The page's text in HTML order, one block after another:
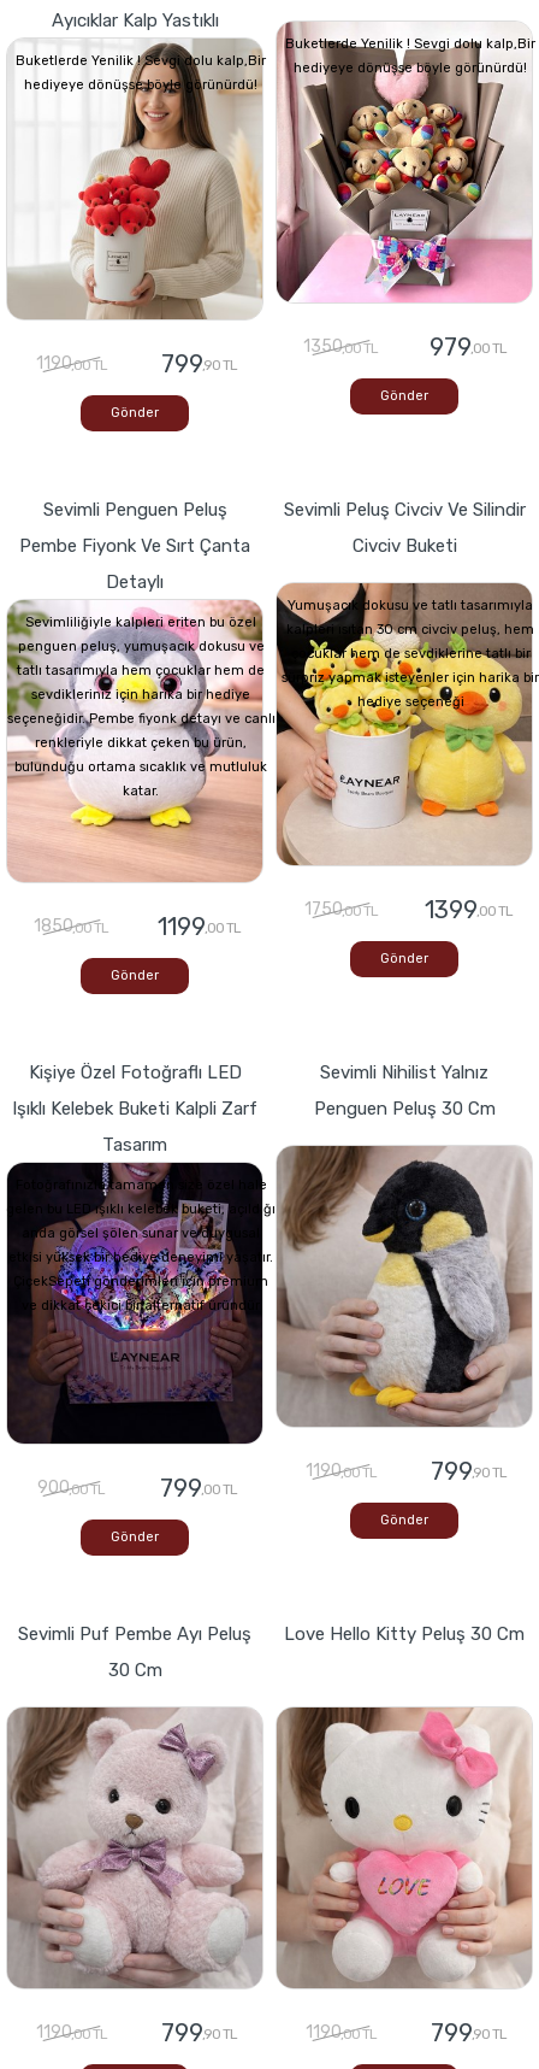
Ayıcıklar Kalp Yastıklı
Buketlerde Yenilik ! Sevgi dolu kalp,Bir
hediyeye dönüşse böyle görünürdü!
1190,00 TL 799,90 TL
Gönder
Buketlerde Yenilik ! Sevgi dolu kalp,Bir
hediyeye dönüşse böyle görünürdü!
1350,00 TL 979,00 TL
Gönder
Sevimli Penguen Peluş
Pembe Fiyonk Ve Sırt Çanta
Detaylı
Sevimliliğiyle kalpleri eriten bu özel
penguen peluş, yumuşacık dokusu ve
tatlı tasarımıyla hem çocuklar hem de
sevdikleriniz için harika bir hediye
seçeneğidir. Pembe fiyonk detayı ve canlı
renkleriyle dikkat çeken bu ürün,
bulunduğu ortama sıcaklık ve mutluluk
katar.
1850,00 TL 1199,00 TL
Gönder
Sevimli Peluş Civciv Ve Silindir
Civciv Buketi
Yumuşacık dokusu ve tatlı tasarımıyla
kalpleri ısıtan 30 cm civciv peluş, hem
çocuklar hem de sevdiklerine tatlı bir
sürpriz yapmak isteyenler için harika bir
hediye seçeneği
1750,00 TL 1399,00 TL
Gönder
Kişiye Özel Fotoğraflı LED
Işıklı Kelebek Buketi Kalpli Zarf
Tasarım
Fotoğrafınızla tamamen size özel hale
gelen bu LED ışıklı kelebek buketi, açıldığı
anda görsel şölen sunar ve duygusal
etkisi yüksek bir hediye deneyimi yaşatır.
ÇiçekSepeti gönderimleri için premium
ve dikkat çekici bir alternatif üründür
900,00 TL 799,00 TL
Gönder
Sevimli Nihilist Yalnız
Penguen Peluş 30 Cm
1190,00 TL 799,90 TL
Gönder
Sevimli Puf Pembe Ayı Peluş
30 Cm
1190,00 TL 799,90 TL
Love Hello Kitty Peluş 30 Cm
1190,00 TL 799,90 TL